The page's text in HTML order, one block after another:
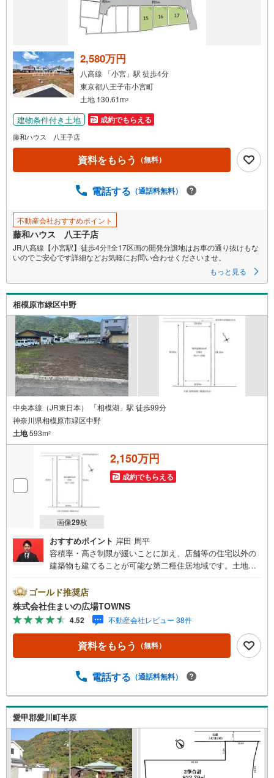
2,580万円
八高線 「小宮」駅 徒歩4分
東京都八王子市小宮町
土地 130.61m2
建物条件付き土地 成約でもらえる
藤和ハウス 八王子店
資料をもらう （無料）
電話する （通話料無料）
不動産会社おすすめポイント
藤和ハウス 八王子店
JR八高線【小宮駅】徒歩4分!!全17区画の開発分譲地はお車の通り抜けもな
いのでご安心です詳細などお気軽にお問い合わせくださいませ。
もっと見る
相模原市緑区中野
中央本線（JR東日本） 「相模湖」駅 徒歩99分
神奈川県相模原市緑区中野
土地593m2
画像29枚
2,150万円
成約でもらえる
おすすめポイント 岸田 周平
容積率・高さ制限が緩いことに加え、店舗等の住宅以外の
建築物も建てることが可能な第二種住居地域です。土地面
地です。新しい住まいをお考えの方に、好条件の住宅用地
はこちらです。買い物の際の道のりも楽になりやすい平坦
地です。【年中無休/9:00～21:00】人気物件は特にお問い
合わせが集中するため、お早めにお電話下さい。「室内・
現地を見学する」ボタンよりご予約頂くとご見学がスムー
ズです。■その他、各種ご相談も承っております。○住宅ロ
広場TOWNSからお客様へ経験豊富なスタッフが親身になっ
載物件も併せてご紹介可能ですのでお気軽にお問い合わせ
下さい♪駐車場もございますので、お車でのお越しも大歓
迎です！
ゴールド推奨店
株式会社住まいの広場TOWNS
4.52 不動産会社レビュー 38件
資料をもらう （無料）
電話する （通話料無料）
愛甲郡愛川町半原